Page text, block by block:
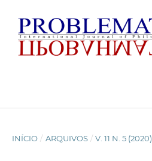
INÍCIO / ARQUIVOS / V. 11 N. 5 (2020)